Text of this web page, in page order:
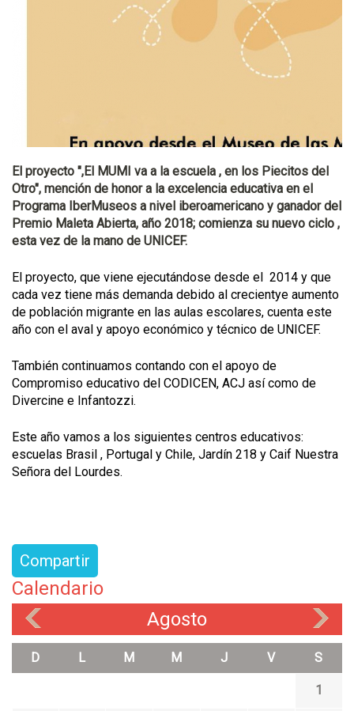
El proyecto ",El MUMI va a la escuela , en los Piecitos del
Otro", mención de honor a la excelencia educativa en el
Programa IberMuseos a nivel iberoamericano y ganador del
Premio Maleta Abierta, año 2018; comienza su nuevo ciclo ,
esta vez de la mano de UNICEF.
El proyecto, que viene ejecutándose desde el 2014 y que
cada vez tiene más demanda debido al crecientye aumento
de población migrante en las aulas escolares, cuenta este
año con el aval y apoyo económico y técnico de UNICEF.
También continuamos contando con el apoyo de
Compromiso educativo del CODICEN, ACJ así como de
Divercine e Infantozzi.
Este año vamos a los siguientes centros educativos:
escuelas Brasil , Portugal y Chile, Jardín 218 y Caif Nuestra
Señora del Lourdes.
Compartir
Calendario
Agosto
D L M M J V S
1